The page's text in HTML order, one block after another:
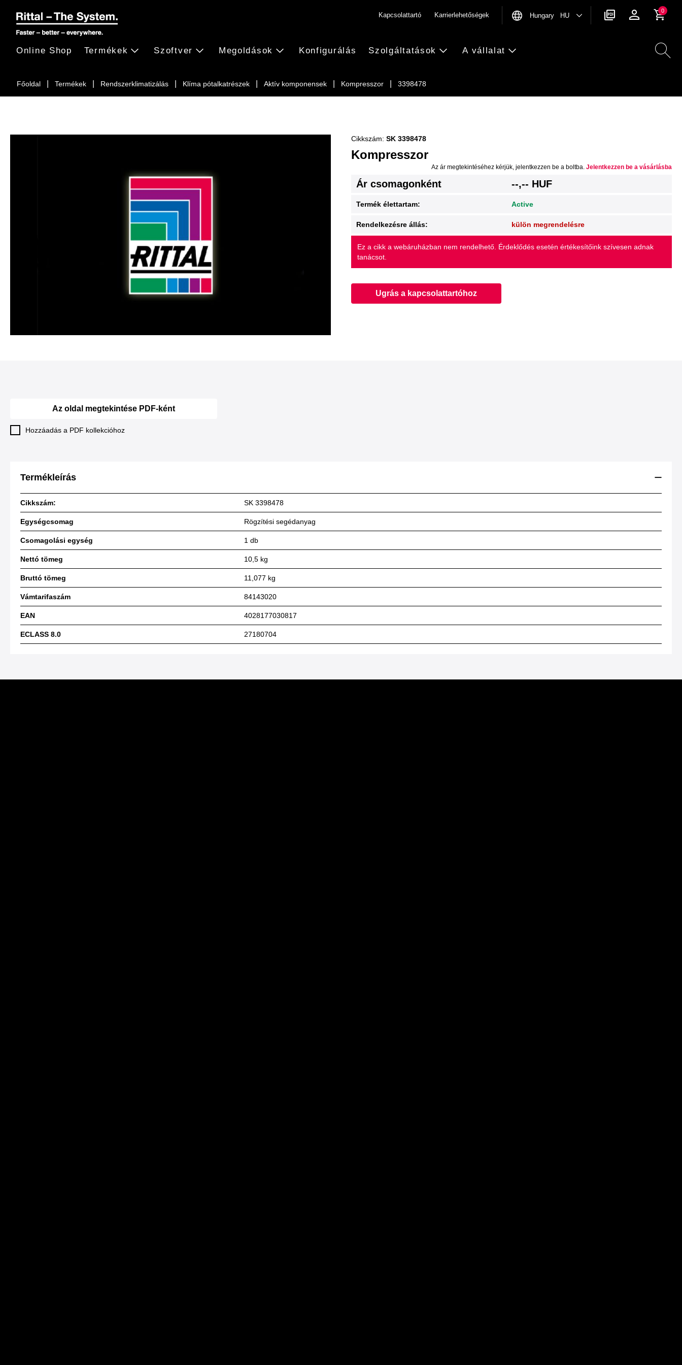
Főoldal Termékek Rendszerklimatizálás Klíma pótalkatrészek Aktív komponensek Kompresszor 3398478
Online Shop Termékek Szoftver Megoldások Konfigurálás Szolgáltatások A vállalat
Kapcsolattartó Karrierlehetőségek Hungary HU
0
Kompresszor
Cikkszám: SK 3398478
Az ár megtekintéséhez kérjük, jelentkezzen be a boltba. Jelentkezzen be a vásárlásba
Ár csomagonként --,-- HUF
Termék élettartam: Active
Rendelkezésre állás: külön megrendelésre
Ez a cikk a webáruházban nem rendelhető. Érdeklődés esetén értékesítőink szívesen adnak
tanácsot.
Ugrás a kapcsolattartóhoz
Az oldal megtekintése PDF-ként
Hozzáadás a PDF kollekcióhoz
Termékleírás
Cikkszám: SK 3398478
Egységcsomag Rögzítési segédanyag
Csomagolási egység 1 db
Nettó tömeg 10,5 kg
Bruttó tömeg 11,077 kg
Vámtarifaszám 84143020
EAN 4028177030817
ECLASS 8.0 27180704